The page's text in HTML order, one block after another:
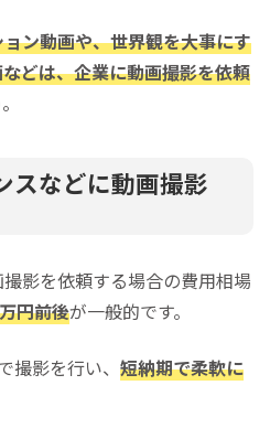
ン動画や、世界観を大事にす
どは、企業に動画撮影を依頼
スなどに動画撮影
影を依頼する場合の費用相場
円前後が一般的です。
撮影を行い、 短納期で柔軟に